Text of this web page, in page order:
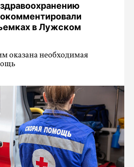
в Лужском
оказана необходимая